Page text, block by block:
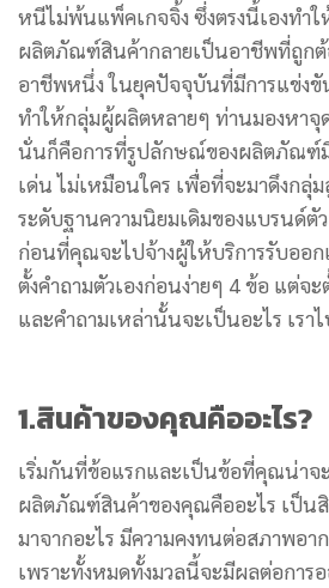
หนีไม่พ้นแพ็คเกจจิ้ง ซึ่งตรงนี้เองทำ
ผลิตภัณฑ์สินค้ากลายเป็นอาชีพที่ถูกต้
อาชีพหนึ่ง ในยุคปัจจุบันที่มีการแข่งขั
ทำให้กลุ่มผู้ผลิตหลายๆ ท่านมองหาจุ
นั่นก็คือการที่รูปลักษณ์ของผลิตภัณฑ์
เด่น ไม่เหมือนใคร เพื่อที่จะมาดึงกลุ่
ระดับฐานความนิยมเดิมของแบรนด์ตั
ก่อนที่คุณจะไปจ้างผู้ให้บริการรับอ
ตั้งคำถามตัวเองก่อนง่ายๆ 4 ข้อ แต่จะ
และคำถามเหล่านั้นจะเป็นอะไร เรา
1.สินค้าของคุณคืออะไร?
เริ่มกันที่ข้อแรกและเป็นข้อที่คุณน่าจ
ผลิตภัณฑ์สินค้าของคุณคืออะไร เป็น
มาจากอะไร มีความคงทนต่อสภาพอา
เพราะทั้งหมดทั้งมวลนี้จะมีผลต่อกา